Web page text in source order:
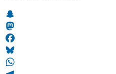
Snapchat
Mastodon
Facebook
Bluesky